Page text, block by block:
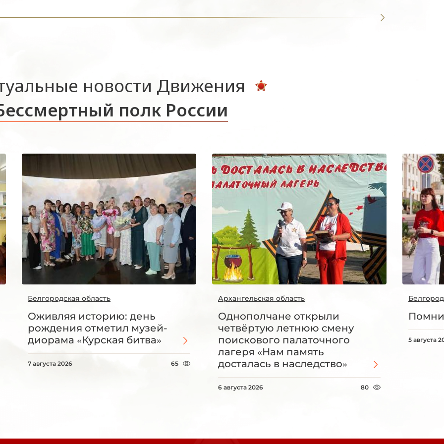
новости Движения
полк России
Белгородская область
Оживляя историю: день
рождения отметил музей-
диорама «Курская битва»
7 августа 2026 65
Архангельская область
Однополчане открыли
четвёртую летнюю смену
поискового палаточного
лагеря «Нам память
досталась в наследство»
6 августа 2026 80
5 августа